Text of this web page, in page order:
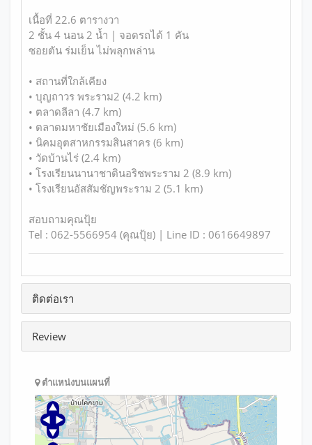
เนื้อที่ 22.6 ตารางวา
2 ชั้น 4 นอน 2 น้ำ | จอดรถได้ 1 คัน
ซอยตัน ร่มเย็น ไม่พลุกพล่าน
• สถานที่ใกล้เคียง
• บุญถาวร พระราม2 (4.2 km)
• ตลาดลีลา (4.7 km)
• ตลาดมหาชัยเมืองใหม่ (5.6 km)
• นิคมอุตสาหกรรมสินสาคร (6 km)
• วัดบ้านไร่ (2.4 km)
• โรงเรียนนานาชาตินอริชพระราม 2 (8.9 km)
• โรงเรียนอัสสัมชัญพระราม 2 (5.1 km)
สอบถามคุณปุ้ย
Tel : 062-5566954 (คุณปุ้ย) | Line ID : 0616649897
ติดต่อเรา
Review
ตำแหน่งบนแผนที่